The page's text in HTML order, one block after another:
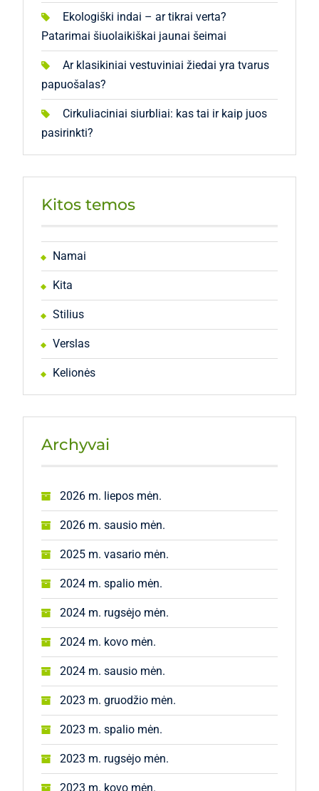
Ekologiški indai – ar tikrai verta?
Patarimai šiuolaikiškai jaunai šeimai
Ar klasikiniai vestuviniai žiedai yra tvarus
papuošalas?
Cirkuliaciniai siurbliai: kas tai ir kaip juos
pasirinkti?
Kitos temos
Namai
Kita
Stilius
Verslas
Kelionės
Archyvai
2026 m. liepos mėn.
2026 m. sausio mėn.
2025 m. vasario mėn.
2024 m. spalio mėn.
2024 m. rugsėjo mėn.
2024 m. kovo mėn.
2024 m. sausio mėn.
2023 m. gruodžio mėn.
2023 m. spalio mėn.
2023 m. rugsėjo mėn.
2023 m. kovo mėn.